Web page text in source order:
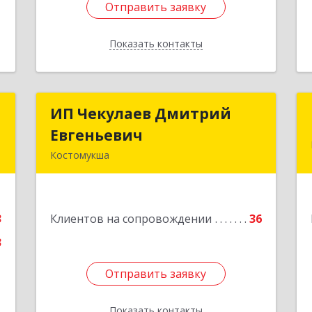
Отправить заявку
Показать контакты
Отправить заявку
Назад
ИП Чекулаев Дмитрий
Евгеньевич
Костомукша
Клиентов на сопровождении 36
Отправить заявку
ИП Чекулаев Дмитрий
Отправить заявку